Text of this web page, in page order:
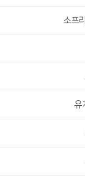
소프
유